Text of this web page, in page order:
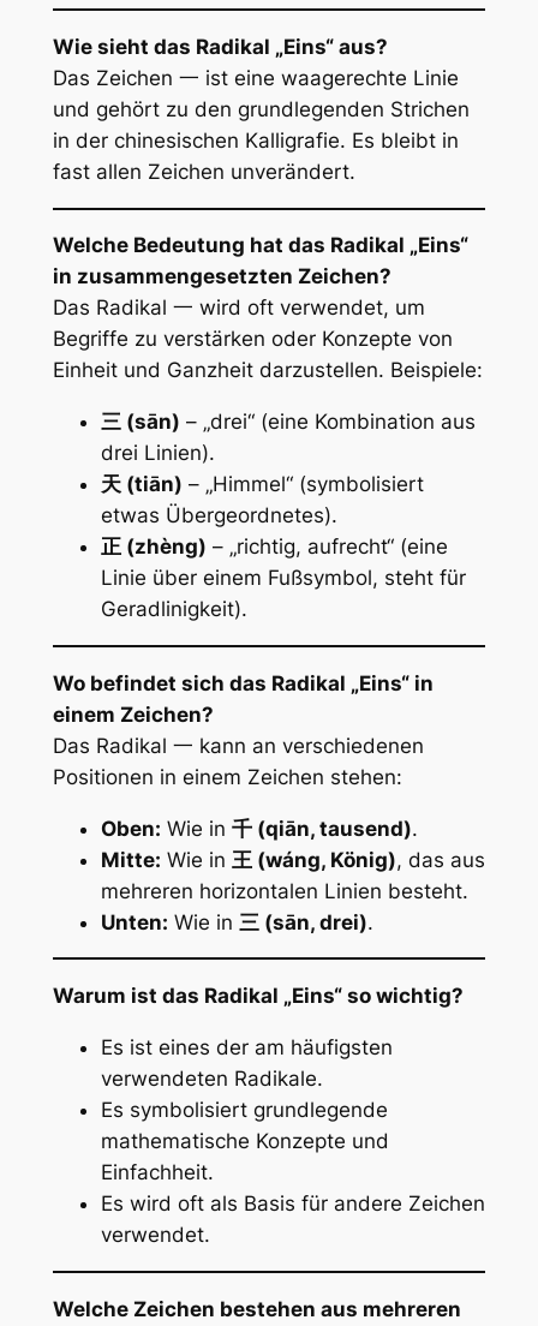
Wie sieht das Radikal „Eins“ aus?
Das Zeichen 一 ist eine waagerechte Linie
und gehört zu den grundlegenden Strichen
in der chinesischen Kalligrafie. Es bleibt in
fast allen Zeichen unverändert.
Welche Bedeutung hat das Radikal „Eins“
in zusammengesetzten Zeichen?
Das Radikal 一 wird oft verwendet, um
Begriffe zu verstärken oder Konzepte von
Einheit und Ganzheit darzustellen. Beispiele:
三 (sān) – „drei“ (eine Kombination aus
drei Linien).
天 (tiān) – „Himmel“ (symbolisiert
etwas Übergeordnetes).
正 (zhèng) – „richtig, aufrecht“ (eine
Linie über einem Fußsymbol, steht für
Geradlinigkeit).
Wo befindet sich das Radikal „Eins“ in
einem Zeichen?
Das Radikal 一 kann an verschiedenen
Positionen in einem Zeichen stehen:
Oben: Wie in 千 (qiān, tausend).
Mitte: Wie in 王 (wáng, König), das aus
mehreren horizontalen Linien besteht.
Unten: Wie in 三 (sān, drei).
Warum ist das Radikal „Eins“ so wichtig?
Es ist eines der am häufigsten
verwendeten Radikale.
Es symbolisiert grundlegende
mathematische Konzepte und
Einfachheit.
Es wird oft als Basis für andere Zeichen
verwendet.
Welche Zeichen bestehen aus mehreren